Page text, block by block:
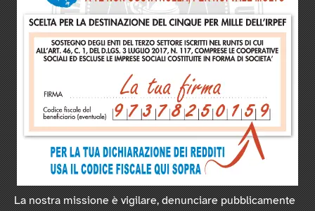
La nostra missione è vigilare, denunciare pubblicamente